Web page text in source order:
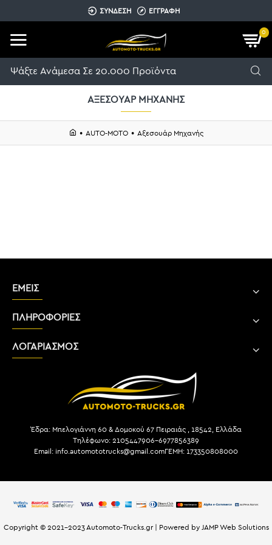
ΣΥΝΔΕΣΗ ΕΓΓΡΑΦΗ
0
AUTO-MOTO Αξεσουάρ Μηχανής
ΑΞΕΣΟΥΆΡ ΜΗΧΑΝΉΣ
ΕΜΕΙΣ
ΠΛΗΡΟΦΟΡΙΕΣ
ΛΟΓΑΡΙΑΣΜΟΣ
Έδρα: Μπελογιάννη 60 & Δομοκού 67 Πειραιάς , 18542, Ελλάδα
Τηλέφωνο: 2105447906-6977856389
Email: info.automototrucks@gmail.comΓΕΜΗ: 173350808000
Copyright © 2021-2023 Automoto-Trucks.gr | Powered by JAMP Web Solutions